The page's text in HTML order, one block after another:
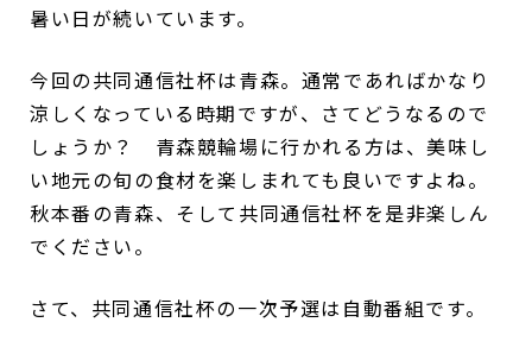
暑い日が続いています。
今回の共同通信社杯は青森。通常であればかなり
涼しくなっている時期ですが、さてどうなるので
しょうか？ 青森競輪場に行かれる方は、美味し
い地元の旬の食材を楽しまれても良いですよね。
秋本番の青森、そして共同通信社杯を是非楽しん
でください。
さて、共同通信社杯の一次予選は自動番組です。